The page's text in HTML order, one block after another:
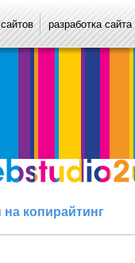
разработка сайта
копирайтинг